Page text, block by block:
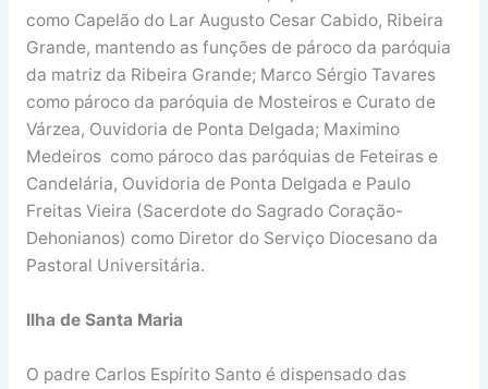
como Capelão do Lar Augusto Cesar Cabido, Ribeira
Grande, mantendo as funções de pároco da paróquia
da matriz da Ribeira Grande; Marco Sérgio Tavares
como pároco da paróquia de Mosteiros e Curato de
Várzea, Ouvidoria de Ponta Delgada; Maximino
Medeiros como pároco das paróquias de Feteiras e
Candelária, Ouvidoria de Ponta Delgada e Paulo
Freitas Vieira (Sacerdote do Sagrado Coração-
Dehonianos) como Diretor do Serviço Diocesano da
Pastoral Universitária.
Ilha de Santa Maria
O padre Carlos Espírito Santo é dispensado das